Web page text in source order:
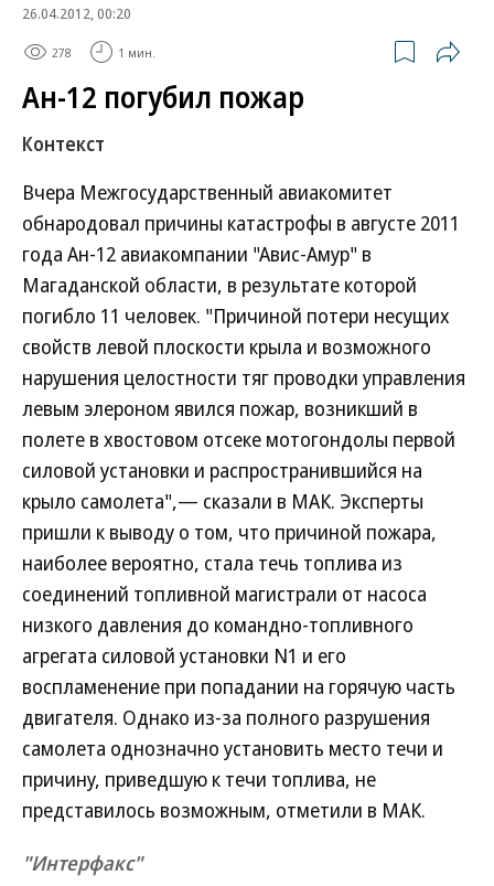
26.04.2012, 00:20
278 1 мин.
Ан-12 погубил пожар
Контекст
Вчера Межгосударственный авиакомитет
обнародовал причины катастрофы в августе 2011
года Ан-12 авиакомпании "Авис-Амур" в
Магаданской области, в результате которой
погибло 11 человек. "Причиной потери несущих
свойств левой плоскости крыла и возможного
нарушения целостности тяг проводки управления
левым элероном явился пожар, возникший в
полете в хвостовом отсеке мотогондолы первой
силовой установки и распространившийся на
крыло самолета",— сказали в МАК. Эксперты
пришли к выводу о том, что причиной пожара,
наиболее вероятно, стала течь топлива из
соединений топливной магистрали от насоса
низкого давления до командно-топливного
агрегата силовой установки N1 и его
воспламенение при попадании на горячую часть
двигателя. Однако из-за полного разрушения
самолета однозначно установить место течи и
причину, приведшую к течи топлива, не
представилось возможным, отметили в МАК.
"Интерфакс"